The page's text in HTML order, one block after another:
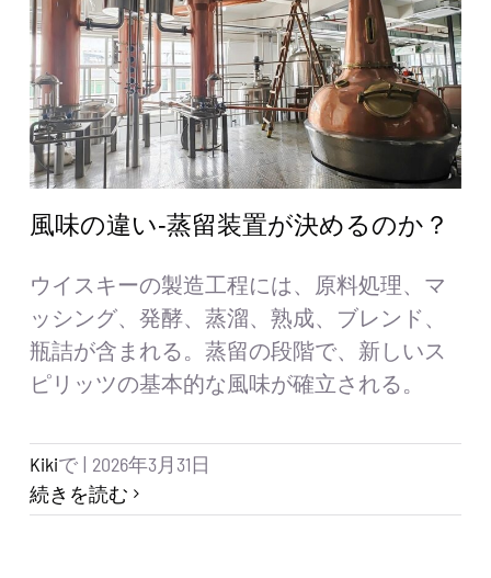
風味の違い-蒸留装置が決めるのか？
ウイスキーの製造工程には、原料処理、マ
ッシング、発酵、蒸溜、熟成、ブレンド、
瓶詰が含まれる。蒸留の段階で、新しいス
ピリッツの基本的な風味が確立される。
Kikiで | 2026年3月31日
続きを読む